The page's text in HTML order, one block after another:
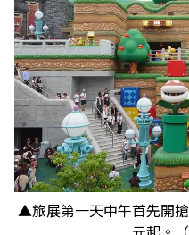
▲旅展第一天中午首先開